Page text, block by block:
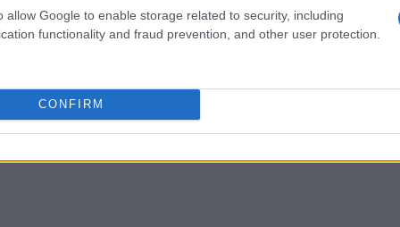
allow Google to enable storage related to security, including
functionality and fraud prevention, and other user protection.
CONFIRM
con la palla. L’allenatore ha
“He’s very focused on what he needs to do
sia mentalmente che tecnicamente.